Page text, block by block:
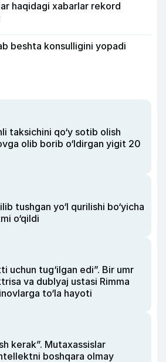
haqidagi xabarlar rekord
beshta konsulligini yopadi
taksichini qo‘y sotib olish
olib borib o‘ldirgan yigit 20
tushgan yo‘l qurilishi bo‘yicha
o‘qildi
uchun tug‘ilgan edi”. Bir umr
va dublyaj ustasi Rimma
to‘la hayoti
kerak”. Mutaxassislar
boshqara olmay